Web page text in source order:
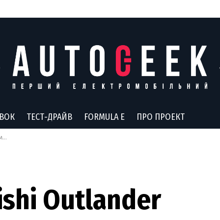
ТЕСТ-ДРАЙВ FORMULA E ПРО ПРОЕКТ
Outlander